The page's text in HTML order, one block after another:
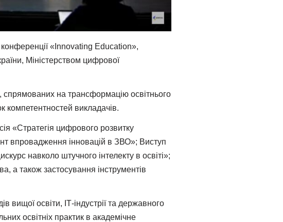
«Innovating Education»,
Міністерством цифрової
спрямованих на трансформацію освітнього
компетентностей викладачів.
«Стратегія цифрового розвитку
впровадження інновацій в ЗВО»; Виступ
навколо штучного інтелекту в освіті»;
а також застосування інструментів
освіти, ІТ-індустрії та державного
освітніх практик в академічне